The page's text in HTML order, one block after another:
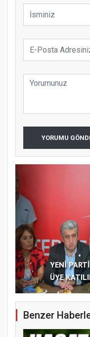
YORUMU
YENİ
ÜYE
Benzer